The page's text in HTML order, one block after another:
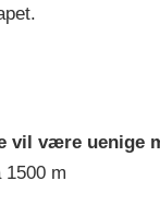
vil være uenige
m